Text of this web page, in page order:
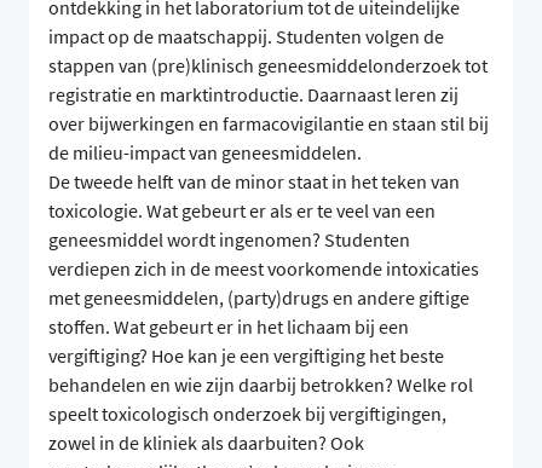
ontdekking in het laboratorium tot de uiteindelijke
impact op de maatschappij. Studenten volgen de
stappen van (pre)klinisch geneesmiddelonderzoek tot
registratie en marktintroductie. Daarnaast leren zij
over bijwerkingen en farmacovigilantie en staan stil bij
de milieu-impact van geneesmiddelen.
De tweede helft van de minor staat in het teken van
toxicologie. Wat gebeurt er als er te veel van een
geneesmiddel wordt ingenomen? Studenten
verdiepen zich in de meest voorkomende intoxicaties
met geneesmiddelen, (party)drugs en andere giftige
stoffen. Wat gebeurt er in het lichaam bij een
vergiftiging? Hoe kan je een vergiftiging het beste
behandelen en wie zijn daarbij betrokken? Welke rol
speelt toxicologisch onderzoek bij vergiftigingen,
zowel in de kliniek als daarbuiten? Ook